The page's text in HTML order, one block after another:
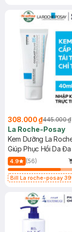
308.000 ₫445.000 ₫
La Roche-Posay
Kem Dưỡng La
Giúp Phục Hồi Da
Dụng 40ml
4.9 (56)
Bill La roche-posay
(SL có hạn)